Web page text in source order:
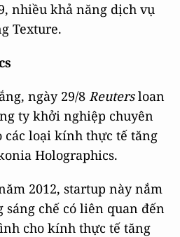
nhiều khả năng dịch vụ
Texture.
ngày 29/8 Reutersloan
ty khởi nghiệp chuyên
các loại kính thực tế tăng
Holographics.
2012, startup này nắm
sáng chế có liên quan đến
cho kính thực tế tăng